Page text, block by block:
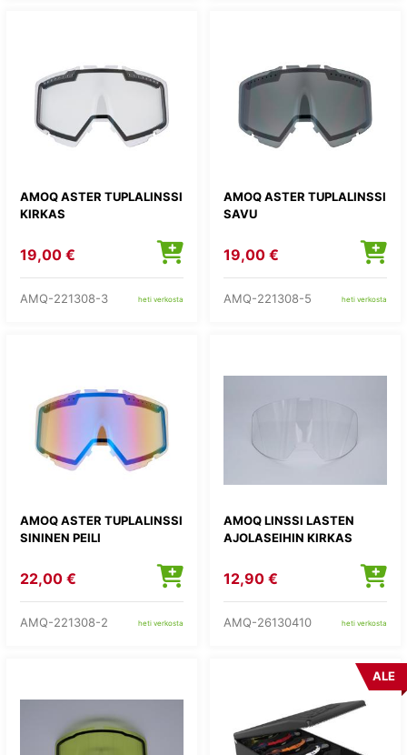
AMOQ ASTER TUPLALINSSI
KIRKAS
19,00 €
AMQ-221308-3 heti verkosta
AMOQ ASTER TUPLALINSSI
SAVU
19,00 €
AMQ-221308-5 heti verkosta
AMOQ ASTER TUPLALINSSI
SININEN PEILI
22,00 €
AMQ-221308-2 heti verkosta
AMOQ LINSSI LASTEN
AJOLASEIHIN KIRKAS
12,90 €
AMQ-26130410 heti verkosta
ALE